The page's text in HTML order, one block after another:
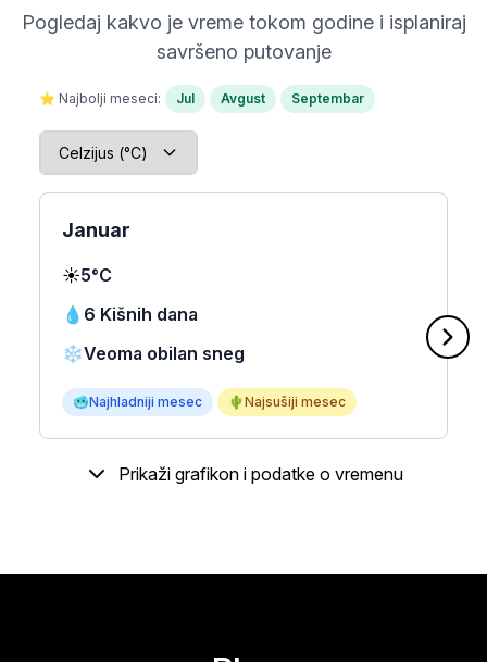
Pogledaj kakvo je vreme tokom godine i isplaniraj
savršeno putovanje
⭐ Najbolji meseci: Jul Avgust Septembar
Januar
☀️5°C
💧 6 Kišnih dana
❄️Veoma obilan sneg
🥶Najhladniji mesec 🌵Najsušiji mesec
Prikaži grafikon i podatke o vremenu